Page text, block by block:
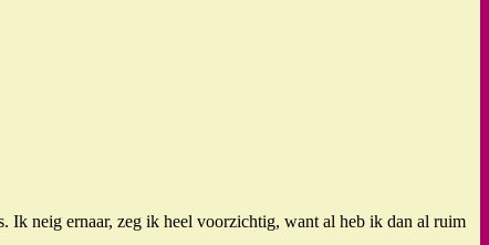
Ik neig ernaar, zeg ik heel voorzichtig, want al heb ik dan al ruim